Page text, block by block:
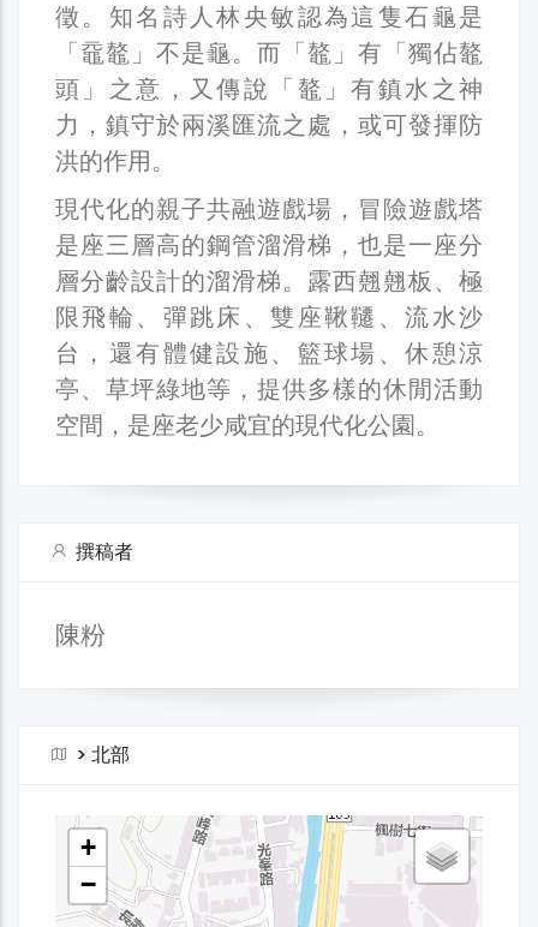
徵。知名詩人林央敏認為這隻石龜是
「黿鼇」不是龜。而「鼇」有「獨佔鼇
頭」之意，又傳說「鼇」有鎮水之神
力，鎮守於兩溪匯流之處，或可發揮防
洪的作用。
現代化的親子共融遊戲場，冒險遊戲塔
是座三層高的鋼管溜滑梯，也是一座分
層分齡設計的溜滑梯。露西翹翹板、極
限飛輪、彈跳床、雙座鞦韆、流水沙
台，還有體健設施、籃球場、休憩涼
亭、草坪綠地等，提供多樣的休閒活動
空間，是座老少咸宜的現代化公園。
撰稿者
陳粉
> 北部